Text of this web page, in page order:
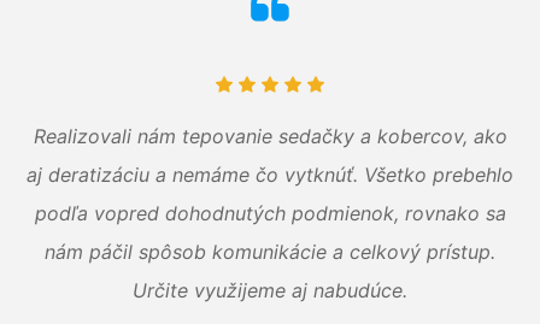
Realizovali nám tepovanie sedačky a kobercov, ako
aj deratizáciu a nemáme čo vytknúť. Všetko prebehlo
podľa vopred dohodnutých podmienok, rovnako sa
nám páčil spôsob komunikácie a celkový prístup.
Určite využijeme aj nabudúce.